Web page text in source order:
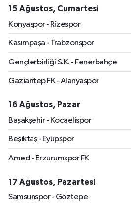
15 Ağustos, Cumartesi
Konyaspor - Rizespor
Kasımpaşa - Trabzonspor
Gençlerbirliği S.K. - Fenerbahçe
Gaziantep FK - Alanyaspor
16 Ağustos, Pazar
Başakşehir - Kocaelispor
Beşiktaş - Eyüpspor
Amed - Erzurumspor FK
17 Ağustos, Pazartesi
Samsunspor - Göztepe